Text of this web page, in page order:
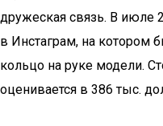
дружеская связь. В июле
в Инстаграм, на котором
кольцо на руке модели.
оценивается в 386 тыс.